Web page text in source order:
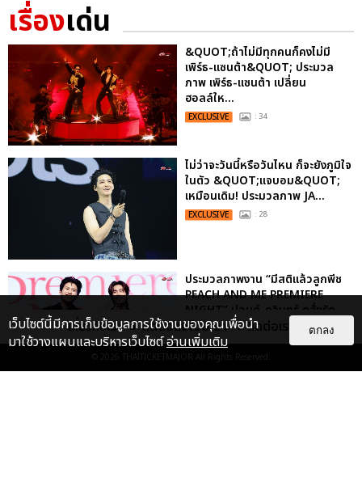
เรื่องเด่น
&QUOT;ถ้าไม่มีทุกคนก็คงไม่มี
เพิร์ธ-แซนต้า&QUOT; ประมวล
ภาพ เพิร์ธ-แซนต้า เปลี่ยน
ฮอลล์ให...
EXCLUSIVE : 34
ไม่ว่าจะวันนี้หรือวันไหน ก็จะยังภูมิใจ
ในตัว &QUOT;แจบอม&QUOT;
เหมือนเดิม! ประมวลภาพ JA...
EXCLUSIVE : 28
ประมวลภาพงาน “มีสติแล้วลูกพีช
PEACH AND ME PREMIERE
NIGHT” ปอนด์-ภูวินทร์ คลั่งรัก
หวา...
EXCLUSIVE : 16
เกี่ยวกับเรา ติดต่อลงโฆษณา ติดต่อเรา
© 2026 THAITICKETMAJOR All Rights Reserved.
เว็บไซต์นี้มีการเก็บข้อมูลการใช้งานของคุณเพื่อนำ
มาใช้วางแผนและบริหารเว็บไซต์อ่านเพิ่มเติม
ตกลง